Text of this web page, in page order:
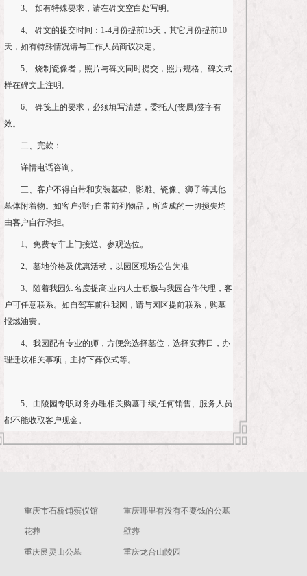
3、 如有特殊要求，请在碑文空白处写明。
4、 碑文的提交时间：1-4月份提前15天，其它月份提前10
天，如有特殊情况请与工作人员商议决定。
5、 烧制瓷像者，照片与碑文同时提交，照片规格、碑文式
样在碑文上注明。
6、 碑笺上的要求，必须填写清楚，委托人(丧属)签字有
效。
二、完款：
详情电话咨询。
三、客户不得自带和安装墓碑、影雕、瓷像、狮子等其他
墓体附着物。如客户强行自带前列物品，所造成的一切损失均
由客户自行承担。
1、免费专车上门接送、参观选位。
2、墓地价格及优惠活动，以园区现场公告为准
3、随着我园知名度提高,业内人士积极与我园合作代理，客
户可任意联系。如自驾车前往我园，请与园区提前联系，购墓
报燃油费。
4、我园配有专业的师，方便您选择墓位，选择安葬日，办
理迁坟相关事项，主持下葬仪式等。
5、由陵园专职财务办理相关购墓手续,任何销售、服务人员
都不能收取客户现金。
重庆市石桥铺殡仪馆 重庆哪里有没有不要钱的公墓
花葬 壁葬
重庆艮灵山公墓 重庆龙台山陵园